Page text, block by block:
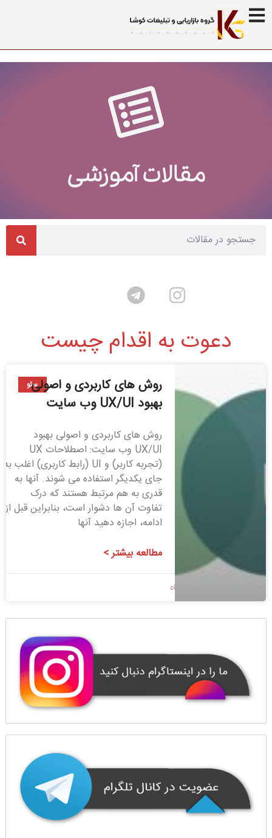
مقالات آموزشی
دعوت به اقدام چیست
سئو
روش های کاربردی و اصولی
بهبود UX/UI وب سایت
روش های کاربردی و اصولی بهبود
UX/UI وب سایت: اصطلاحات UX
(تجربه کاربر) و UI (رابط کاربری) اغلب به
جای یکدیگر استفاده می شوند. آنها به
قدری به هم مرتبط هستند که درک
تفاوت آن ها دشوار است، بنابراین قبل از
ادامه، اجازه دهید آنها
مطالعه بیشتر >
بدون دیدگاه